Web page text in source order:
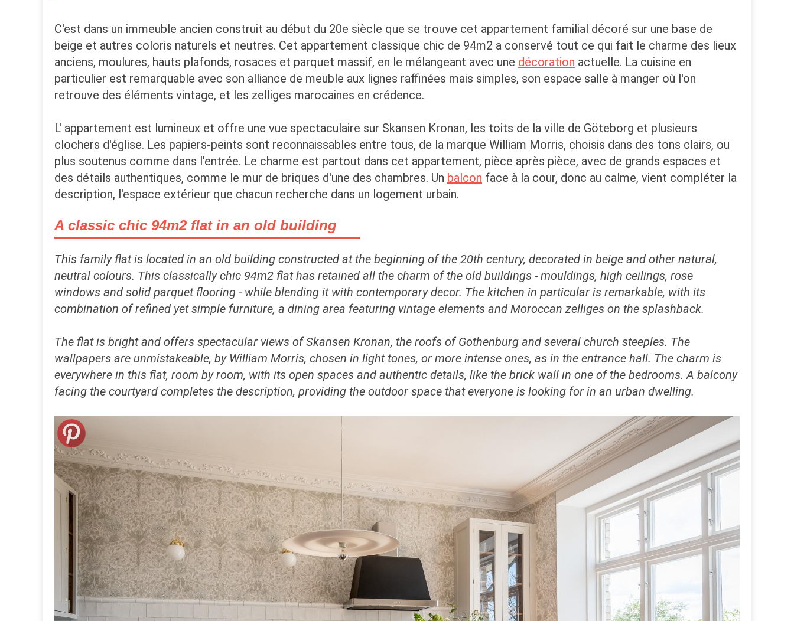
C'est dans un immeuble ancien construit au début du 20e siècle que se trouve cet appartement familial décoré sur une base de
beige et autres coloris naturels et neutres. Cet appartement classique chic de 94m2 a conservé tout ce qui fait le charme des lieux
anciens, moulures, hauts plafonds, rosaces et parquet massif, en le mélangeant avec une décoration actuelle. La cuisine en
particulier est remarquable avec son alliance de meuble aux lignes raffinées mais simples, son espace salle à manger où l'on
retrouve des éléments vintage, et les zelliges marocaines en crédence.
L' appartement est lumineux et offre une vue spectaculaire sur Skansen Kronan, les toits de la ville de Göteborg et plusieurs
clochers d'église. Les papiers-peints sont reconnaissables entre tous, de la marque William Morris, choisis dans des tons clairs, ou
plus soutenus comme dans l'entrée. Le charme est partout dans cet appartement, pièce après pièce, avec de grands espaces et
des détails authentiques, comme le mur de briques d'une des chambres. Un balcon face à la cour, donc au calme, vient compléter la
description, l'espace extérieur que chacun recherche dans un logement urbain.
A classic chic 94m2 flat in an old building
This family flat is located in an old building constructed at the beginning of the 20th century, decorated in beige and other natural,
neutral colours. This classically chic 94m2 flat has retained all the charm of the old buildings - mouldings, high ceilings, rose
windows and solid parquet flooring - while blending it with contemporary decor. The kitchen in particular is remarkable, with its
combination of refined yet simple furniture, a dining area featuring vintage elements and Moroccan zelliges on the splashback.
The flat is bright and offers spectacular views of Skansen Kronan, the roofs of Gothenburg and several church steeples. The
wallpapers are unmistakeable, by William Morris, chosen in light tones, or more intense ones, as in the entrance hall. The charm is
everywhere in this flat, room by room, with its open spaces and authentic details, like the brick wall in one of the bedrooms. A balcony
facing the courtyard completes the description, providing the outdoor space that everyone is looking for in an urban dwelling.